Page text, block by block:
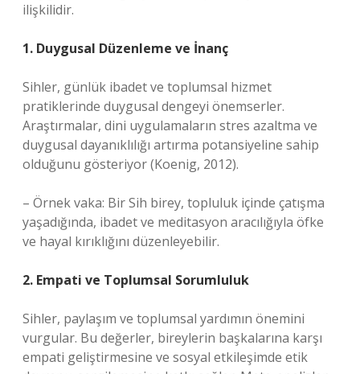
ilişkilidir.
1. Duygusal Düzenleme ve İnanç
Sihler, günlük ibadet ve toplumsal hizmet
pratiklerinde duygusal dengeyi önemserler.
Araştırmalar, dini uygulamaların stres azaltma ve
duygusal dayanıklılığı artırma potansiyeline sahip
olduğunu gösteriyor (Koenig, 2012).
– Örnek vaka: Bir Sih birey, topluluk içinde çatışma
yaşadığında, ibadet ve meditasyon aracılığıyla öfke
ve hayal kırıklığını düzenleyebilir.
2. Empati ve Toplumsal Sorumluluk
Sihler, paylaşım ve toplumsal yardımın önemini
vurgular. Bu değerler, bireylerin başkalarına karşı
empati geliştirmesine ve sosyal etkileşimde etik